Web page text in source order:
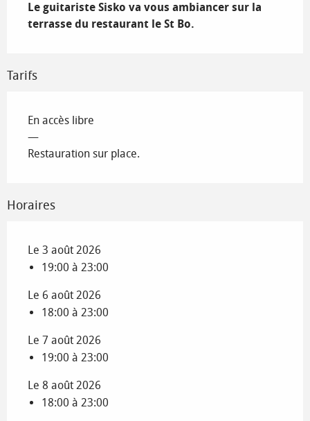
Le guitariste Sisko va vous ambiancer sur la
terrasse du restaurant le St Bo.
Tarifs
En accès libre
—
Restauration sur place.
Horaires
Le 3 août 2026
19:00 à 23:00
Le 6 août 2026
18:00 à 23:00
Le 7 août 2026
19:00 à 23:00
Le 8 août 2026
18:00 à 23:00